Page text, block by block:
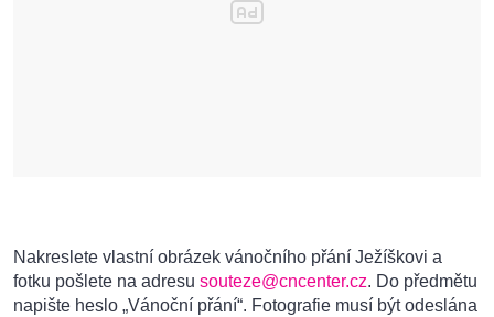
Nakreslete vlastní obrázek vánočního přání Ježíškovi a
fotku pošlete na adresu souteze@cncenter.cz. Do předmětu
napište heslo „Vánoční přání“. Fotografie musí být odeslána